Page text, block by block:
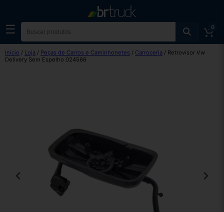
☰ 0
Início / Loja / Peças de Carros e Caminhonetes / Carroceria / Retrovisor Vw
Delivery Sem Espelho 024566